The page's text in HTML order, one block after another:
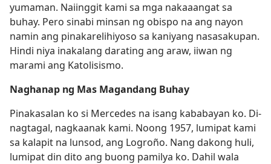
yumaman. Naiinggit kami sa mga nakaaangat sa
buhay. Pero sinabi minsan ng obispo na ang nayon
namin ang pinakarelihiyoso sa kaniyang nasasakupan.
Hindi niya inakalang darating ang araw, iiwan ng
marami ang Katolisismo.
Naghanap ng Mas Magandang Buhay
Pinakasalan ko si Mercedes na isang kababayan ko. Di-
nagtagal, nagkaanak kami. Noong 1957, lumipat kami
sa kalapit na lunsod, ang Logroño. Nang dakong huli,
lumipat din dito ang buong pamilya ko. Dahil wala